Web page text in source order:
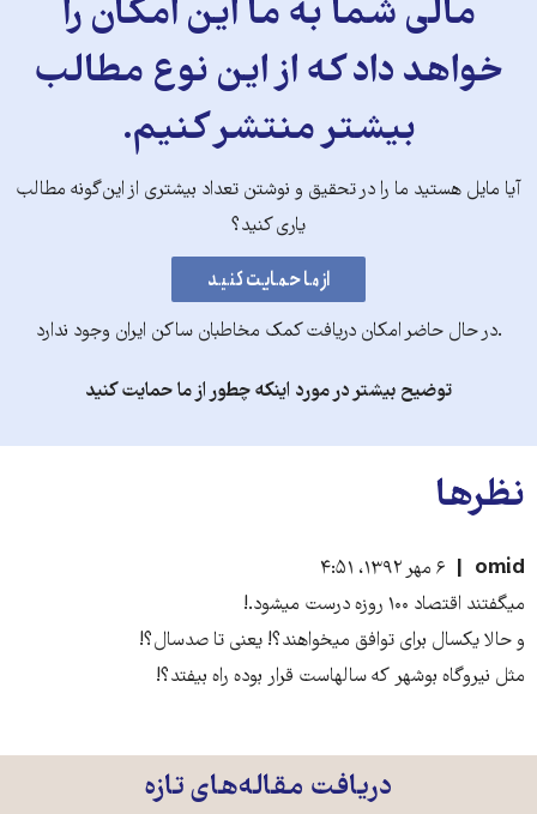
مالی شما به ما این امکان را
خواهد داد که از این نوع مطالب
بیشتر منتشر کنیم.
آیا مایل هستید ما را در تحقیق و نوشتن تعداد بیشتری از این‌گونه مطالب
یاری کنید؟
.در حال حاضر امکان دریافت کمک مخاطبان ساکن ایران وجود ندارد
توضیح بیشتر در مورد اینکه چطور از ما حمایت کنید
نظرها
omid
۶ مهر ۱۳۹۲، ۴:۵۱
میگفتند اقتصاد ۱۰۰ روزه درست میشود.!
و حالا یکسال برای توافق میخواهند؟! یعنی تا صدسال؟!
مثل نیروگاه بوشهر که سالهاست قرار بوده راه بیفتد؟!
دریافت مقاله‌های تازه